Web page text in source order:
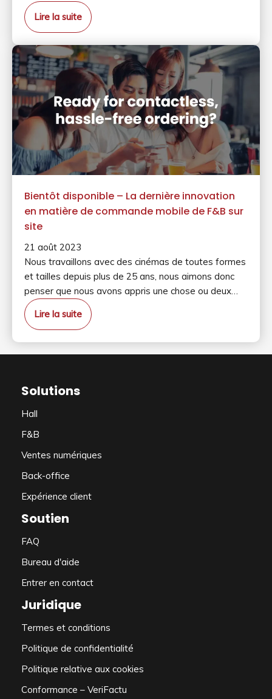
Lire la suite
Bientôt disponible – La dernière innovation
en matière de commande mobile de F&B sur
site
21 août 2023
Nous travaillons avec des cinémas de toutes formes
et tailles depuis plus de 25 ans, nous aimons donc
penser que nous avons appris une chose ou deux…
Lire la suite
Solutions
Hall
F&B
Ventes numériques
Back-office
Expérience client
Soutien
FAQ
Bureau d'aide
Entrer en contact
Juridique
Termes et conditions
Politique de confidentialité
Politique relative aux cookies
Conformance – VeriFactu